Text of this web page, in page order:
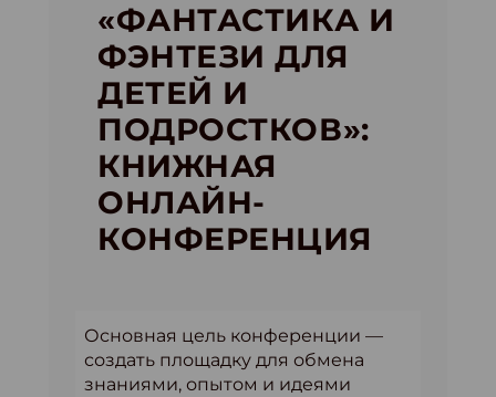
«ФАНТАСТИКА И
ФЭНТЕЗИ ДЛЯ
ДЕТЕЙ И
ПОДРОСТКОВ»:
КНИЖНАЯ
ОНЛАЙН-
КОНФЕРЕНЦИЯ
Основная цель конференции —
создать площадку для обмена
знаниями, опытом и идеями